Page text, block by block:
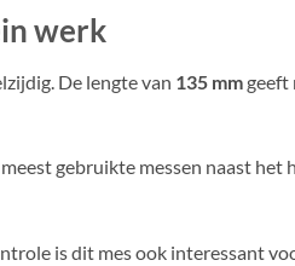
werk
De lengte van 135 mmgeeft
gebruikte messen naast
is dit mes ook interessant